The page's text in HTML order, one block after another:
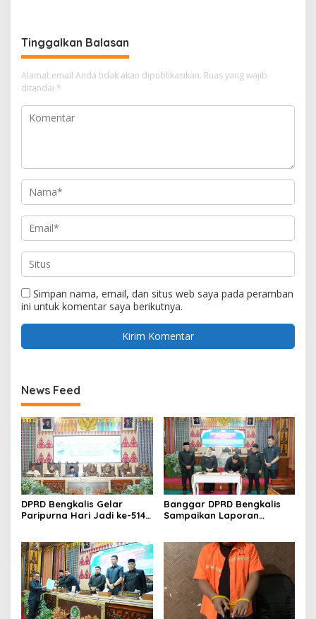
Tinggalkan Balasan
Alamat email Anda tidak akan dipublikasikan. Ruas yang wajib
ditandai *
Simpan nama, email, dan situs web saya pada peramban
ini untuk komentar saya berikutnya.
News Feed
DPRD Bengkalis Gelar
Paripurna Hari Jadi ke-514
Negeri Junjungan.
Banggar DPRD Bengkalis
Sampaikan Laporan
Pelaksanaan APBD Tahun
Anggaran 2025